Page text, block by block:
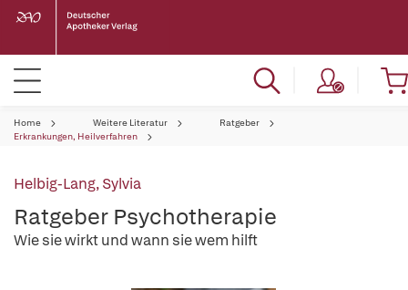
Home Weitere Literatur
Ratgeber
Erkrankungen, Heilverfahren
Helbig-Lang, Sylvia
Ratgeber Psychotherapie
Wie sie wirkt und wann sie wem hilft